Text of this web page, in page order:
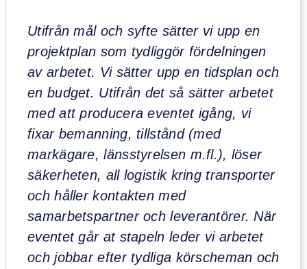
Utifrån mål och syfte sätter vi upp en
projektplan som tydliggör fördelningen
av arbetet. Vi sätter upp en tidsplan och
en budget. Utifrån det så sätter arbetet
med att producera eventet igång, vi
fixar bemanning, tillstånd (med
markägare, länsstyrelsen m.fl.), löser
säkerheten, all logistik kring transporter
och håller kontakten med
samarbetspartner och leverantörer. När
eventet går at stapeln leder vi arbetet
och jobbar efter tydliga körscheman och